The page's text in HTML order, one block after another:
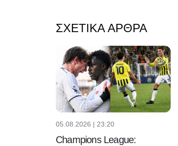
ΣΧΕΤΙΚΆ ΆΡΘΡΑ
05.08.2026 | 23:20
Champions League: